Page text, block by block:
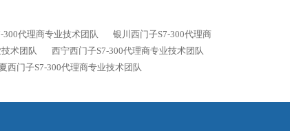
300代理商专业技术团队
银川西门子S7-300代理商
术团队
西宁西门子S7-300代理商专业技术团队
西门子S7-300代理商专业技术团队